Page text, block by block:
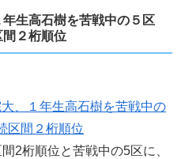
年生高石樹を苦戦中の５区
２桁順位
大、１年生高石樹を苦戦中の
区間２桁順位
2桁順位と苦戦中の5区に、